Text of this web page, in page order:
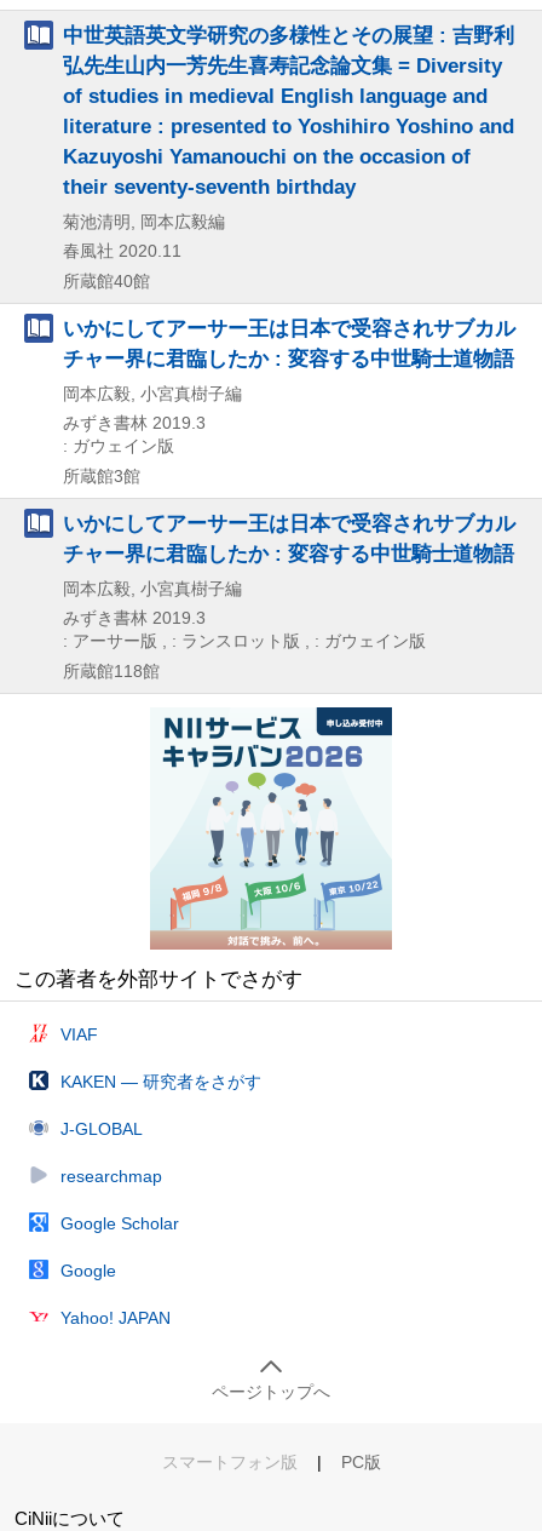
中世英語英文学研究の多様性とその展望 : 吉野利
弘先生山内一芳先生喜寿記念論文集 = Diversity
of studies in medieval English language and
literature : presented to Yoshihiro Yoshino and
Kazuyoshi Yamanouchi on the occasion of
their seventy‐seventh birthday
菊池清明, 岡本広毅編
春風社 2020.11
所蔵館40館
いかにしてアーサー王は日本で受容されサブカル
チャー界に君臨したか : 変容する中世騎士道物語
岡本広毅, 小宮真樹子編
みずき書林 2019.3
: ガウェイン版
所蔵館3館
いかにしてアーサー王は日本で受容されサブカル
チャー界に君臨したか : 変容する中世騎士道物語
岡本広毅, 小宮真樹子編
みずき書林 2019.3
: アーサー版 , : ランスロット版 , : ガウェイン版
所蔵館118館
この著者を外部サイトでさがす
VIAF
KAKEN — 研究者をさがす
J-GLOBAL
researchmap
Google Scholar
Google
Yahoo! JAPAN
ページトップへ
スマートフォン版 | PC版
CiNiiについて